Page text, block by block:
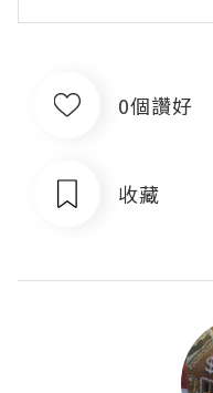
0個讚好
收藏